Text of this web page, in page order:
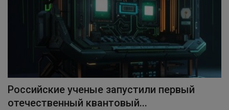
Российские ученые запустили первый
отечественный квантовый...